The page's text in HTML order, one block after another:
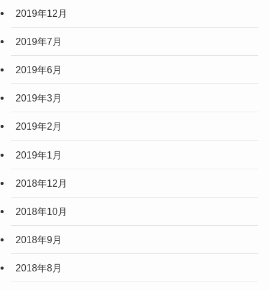
2019年12月
2019年7月
2019年6月
2019年3月
2019年2月
2019年1月
2018年12月
2018年10月
2018年9月
2018年8月